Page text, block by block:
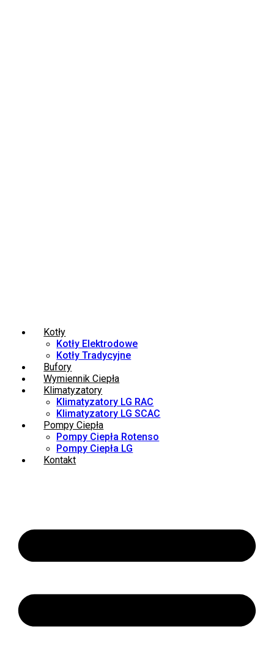
Kotły
Kotły Elektrodowe
Kotły Tradycyjne
Bufory
Wymiennik Ciepła
Klimatyzatory
Klimatyzatory LG RAC
Klimatyzatory LG SCAC
Pompy Ciepła
Pompy Ciepła Rotenso
Pompy Ciepła LG
Kontakt